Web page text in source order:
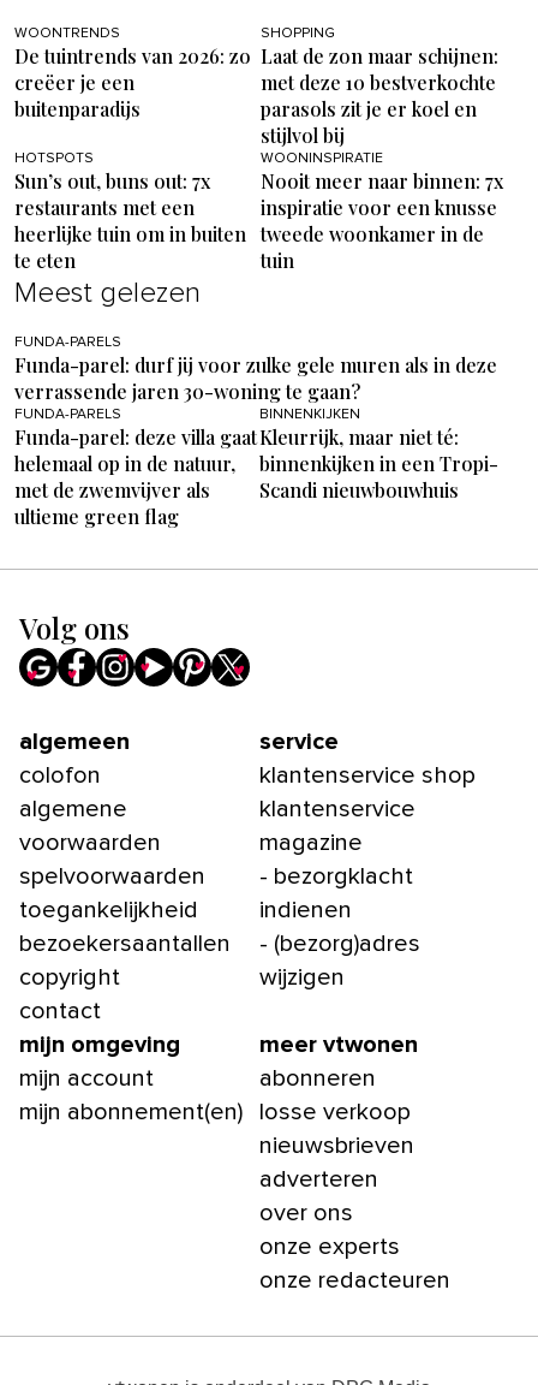
WOONTRENDS
De tuintrends van 2026: zo
creëer je een
buitenparadijs
SHOPPING
Laat de zon maar schijnen:
met deze 10 bestverkochte
parasols zit je er koel en
stijlvol bij
HOTSPOTS
Sun’s out, buns out: 7x
restaurants met een
heerlijke tuin om in buiten
te eten
WOONINSPIRATIE
Nooit meer naar binnen: 7x
inspiratie voor een knusse
tweede woonkamer in de
tuin
Meest gelezen
FUNDA-PARELS
Funda-parel: durf jij voor zulke gele muren als in deze
verrassende jaren 30-woning te gaan?
FUNDA-PARELS
Funda-parel: deze villa gaat
helemaal op in de natuur,
met de zwemvijver als
ultieme green flag
BINNENKIJKEN
Kleurrijk, maar niet té:
binnenkijken in een Tropi-
Scandi nieuwbouwhuis
Volg ons
algemeen
colofon
algemene
voorwaarden
spelvoorwaarden
toegankelijkheid
bezoekersaantallen
copyright
contact
service
klantenservice shop
klantenservice
magazine
- bezorgklacht
indienen
- (bezorg)adres
wijzigen
mijn omgeving
mijn account
mijn abonnement(en)
meer vtwonen
abonneren
losse verkoop
nieuwsbrieven
adverteren
over ons
onze experts
onze redacteuren